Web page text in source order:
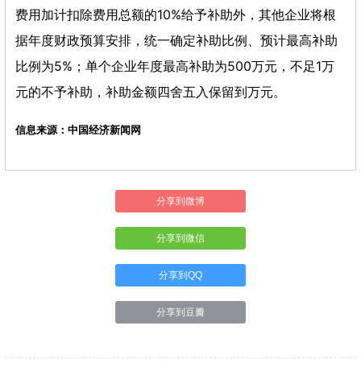
费用加计扣除费用总额的10%给予补助外，其他企业将根
据年度财政预算安排，统一确定补助比例、预计最高补助
比例为5%；单个企业年度最高补助为500万元，不足1万
元的不予补助，补助金额四舍五入保留到万元。
信息来源：中国经济新闻网
分享到微博
分享到微信
分享到QQ
分享到豆瓣